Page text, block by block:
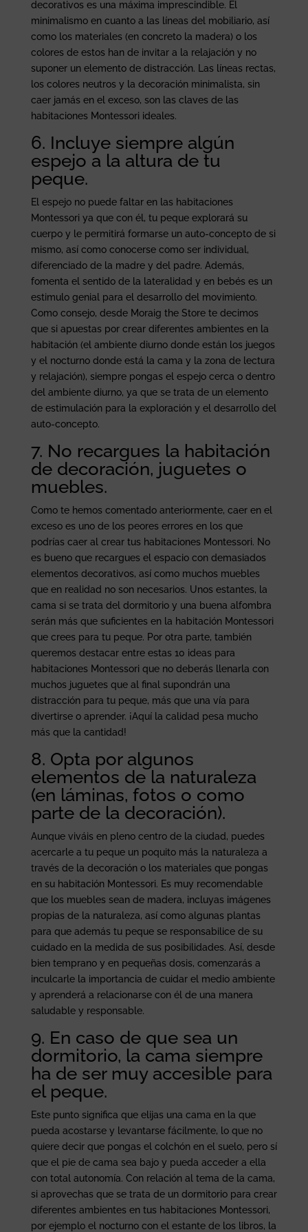
decorativos es una máxima imprescindible. El
minimalismo en cuanto a las líneas del mobiliario, así
como los materiales (en concreto la madera) o los
colores de estos han de invitar a la relajación y no
suponer un elemento de distracción. Las líneas rectas,
los colores neutros y la decoración minimalista, sin
caer jamás en el exceso, son las claves de las
habitaciones Montessori ideales.
6. Incluye siempre algún
espejo a la altura de tu
peque.
El espejo no puede faltar en las habitaciones
Montessori ya que con él, tu peque explorará su
cuerpo y le permitirá formarse un auto-concepto de si
mismo, así como conocerse como ser individual,
diferenciado de la madre y del padre. Además,
fomenta el sentido de la lateralidad y en bebés es un
estimulo genial para el desarrollo del movimiento.
Como consejo, desde Moraig the Store te decimos
que si apuestas por crear diferentes ambientes en la
habitación (el ambiente diurno donde están los juegos
y el nocturno donde está la cama y la zona de lectura
y relajación), siempre pongas el espejo cerca o dentro
del ambiente diurno, ya que se trata de un elemento
de estimulación para la exploración y el desarrollo del
auto-concepto.
7. No recargues la habitación
de decoración, juguetes o
muebles.
Como te hemos comentado anteriormente, caer en el
exceso es uno de los peores errores en los que
podrías caer al crear tus habitaciones Montessori. No
es bueno que recargues el espacio con demasiados
elementos decorativos, así como muchos muebles
que en realidad no son necesarios. Unos estantes, la
cama si se trata del dormitorio y una buena alfombra
serán más que suficientes en la habitación Montessori
que crees para tu peque. Por otra parte, también
queremos destacar entre estas 10 ideas para
habitaciones Montessori que no deberás llenarla con
muchos juguetes que al final supondrán una
distracción para tu peque, más que una vía para
divertirse o aprender. ¡Aquí la calidad pesa mucho
más que la cantidad!
8. Opta por algunos
elementos de la naturaleza
(en láminas, fotos o como
parte de la decoración).
Aunque viváis en pleno centro de la ciudad, puedes
acercarle a tu peque un poquito más la naturaleza a
través de la decoración o los materiales que pongas
en su habitación Montessori. Es muy recomendable
que los muebles sean de madera, incluyas imágenes
propias de la naturaleza, así como algunas plantas
para que además tu peque se responsabilice de su
cuidado en la medida de sus posibilidades. Así, desde
bien temprano y en pequeñas dosis, comenzarás a
inculcarle la importancia de cuidar el medio ambiente
y aprenderá a relacionarse con él de una manera
saludable y responsable.
9. En caso de que sea un
dormitorio, la cama siempre
ha de ser muy accesible para
el peque.
Este punto significa que elijas una cama en la que
pueda acostarse y levantarse fácilmente, lo que no
quiere decir que pongas el colchón en el suelo, pero sí
que el pie de cama sea bajo y pueda acceder a ella
con total autonomía. Con relación al tema de la cama,
si aprovechas que se trata de un dormitorio para crear
diferentes ambientes en tus habitaciones Montessori,
por ejemplo el nocturno con el estante de los libros, la